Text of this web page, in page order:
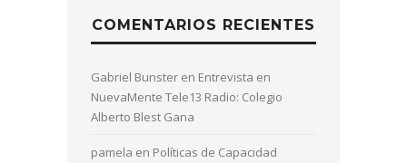
COMENTARIOS RECIENTES
Gabriel Bunster en Entrevista en
NuevaMente Tele13 Radio: Colegio
Alberto Blest Gana
pamela en Políticas de Capacidad